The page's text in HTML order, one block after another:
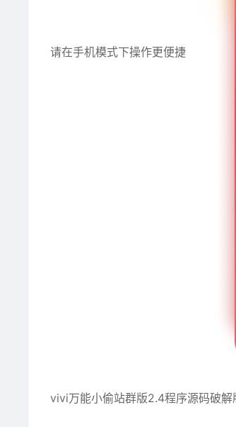
请在手机模式下操作更便捷
vivi万能小偷站群版2.4程序源码破